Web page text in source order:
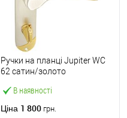
В наявності
Ручки на планці Jupiter WC
62 сатин/золото
Ціна 1 800 грн.